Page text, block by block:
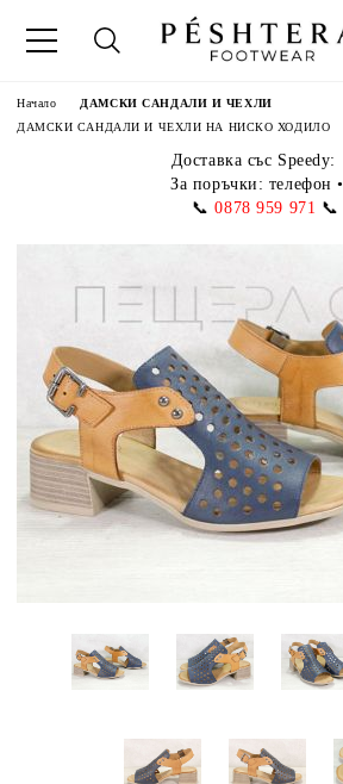
Начало
ДАМСКИ САНДАЛИ И ЧЕХЛИ
ДАМСКИ САНДАЛИ И ЧЕХЛИ НА НИСКО ХОДИЛО
Доставка със Speedy:
За поръчки: телефон•
📞 0878 959 971 📞